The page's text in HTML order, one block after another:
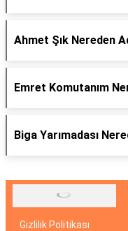
Ahmet Şık Nereden
Emret Komutanım
Biga Yarımadası
Gizlilik Politikası